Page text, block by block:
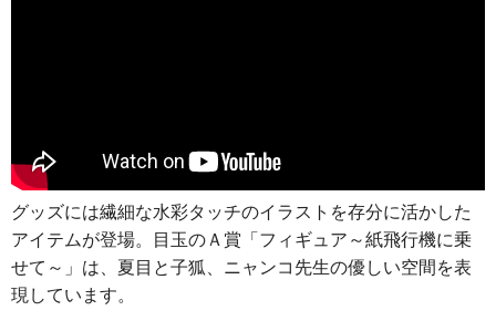
グッズには繊細な水彩タッチのイラストを存分に活かした
アイテムが登場。目玉のＡ賞「フィギュア～紙飛行機に乗
せて～」は、夏目と子狐、ニャンコ先生の優しい空間を表
現しています。